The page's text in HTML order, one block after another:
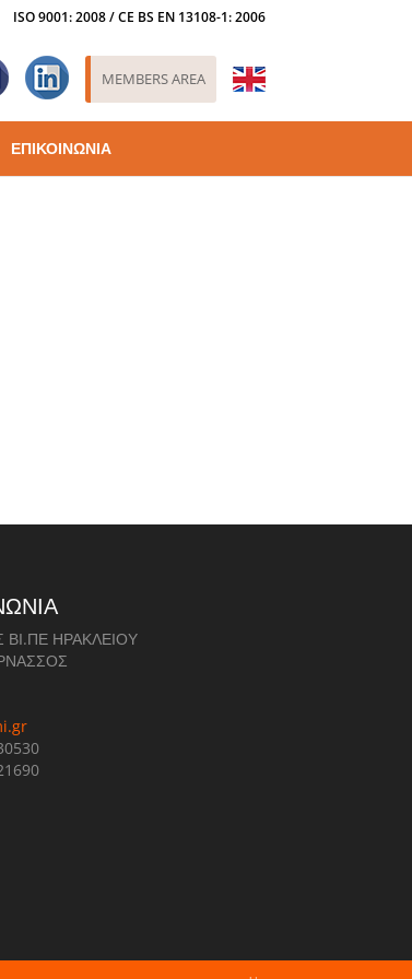
ISO 9001: 2008 / CE BS EN 13108-1: 2006
lin MEMBERS AREA
ΕΠΙΚΟΙΝΩΝΙΑ
ΗΡΑΚΛΕΙΟΥ